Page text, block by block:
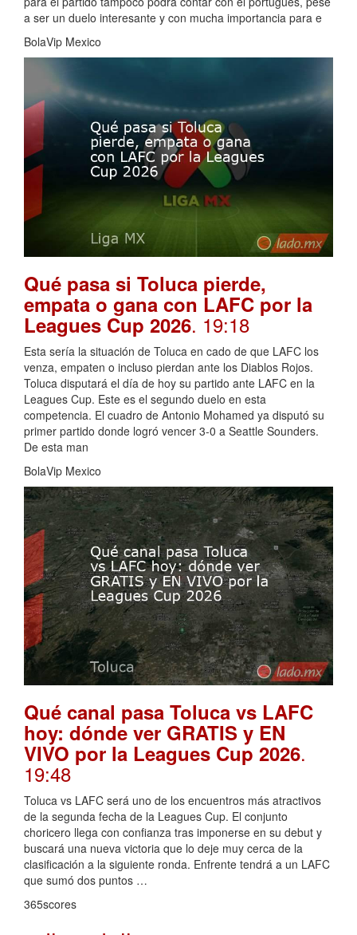
a ser un duelo interesante y con mucha importancia para e
BolaVip Mexico
Qué pasa si Toluca pierde,
empata o gana con LAFC por la
Leagues Cup 2026. 19:18
Esta sería la situación de Toluca en cado de que LAFC los
venza, empaten o incluso pierdan ante los Diablos Rojos.
Toluca disputará el día de hoy su partido ante LAFC en la
Leagues Cup. Este es el segundo duelo en esta
competencia. El cuadro de Antonio Mohamed ya disputó su
primer partido donde logró vencer 3-0 a Seattle Sounders.
De esta man
BolaVip Mexico
Qué canal pasa Toluca vs LAFC
hoy: dónde ver GRATIS y EN
VIVO por la Leagues Cup 2026.
19:48
Toluca vs LAFC será uno de los encuentros más atractivos
de la segunda fecha de la Leagues Cup. El conjunto
choricero llega con confianza tras imponerse en su debut y
buscará una nueva victoria que lo deje muy cerca de la
clasificación a la siguiente ronda. Enfrente tendrá a un LAFC
que sumó dos puntos …
365scores